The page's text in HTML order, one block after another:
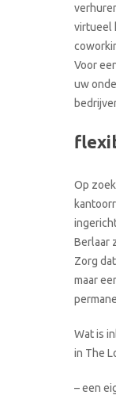
virtueel
Voor
uw
Op
Berlaar
Zorg
maar
Wat is
in The
– een